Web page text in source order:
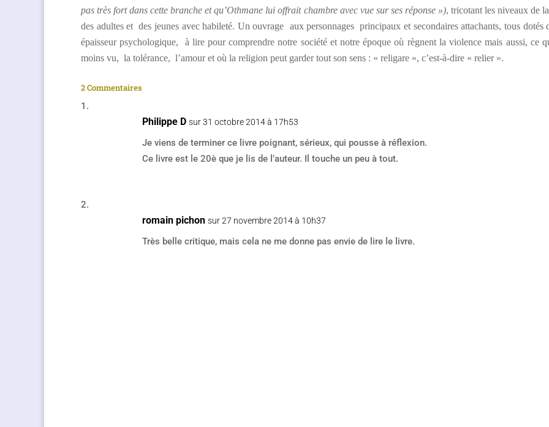
pas très fort dans cette branche et qu’Othmane lui offrait chambre avec vue sur ses réponse »), tricotant les niveaux de
des adultes et des jeunes avec habileté. Un ouvrage aux personnages principaux et secondaires attachants, tous dotés
épaisseur psychologique, à lire pour comprendre notre société et notre époque où règnent la violence mais aussi, ce
moins vu, la tolérance, l’amour et où la religion peut garder tout son sens : « religare », c’est-à-dire « relier ».
2 Commentaires
Philippe D sur 31 octobre 2014 à 17h53
Je viens de terminer ce livre poignant, sérieux, qui pousse à réflexion.
Ce livre est le 20è que je lis de l’auteur. Il touche un peu à tout.
romain pichon sur 27 novembre 2014 à 10h37
Très belle critique, mais cela ne me donne pas envie de lire le livre.